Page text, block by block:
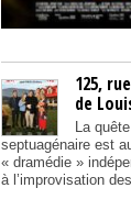
125,
de
La
septuagénaire est
« dramédie »
à l’improvisation